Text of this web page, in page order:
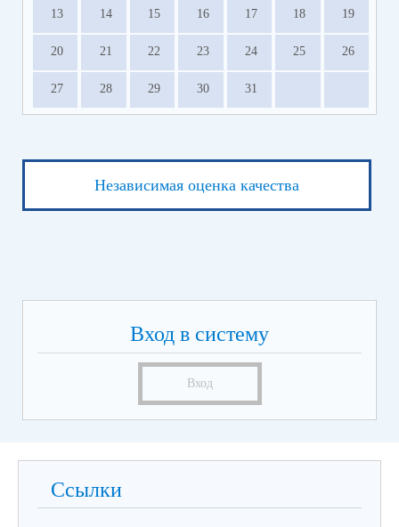
13 14 15 16 17 18 19
20 21 22 23 24 25 26
27 28 29 30 31
Независимая оценка качества
Вход в систему
Вход
Ссылки